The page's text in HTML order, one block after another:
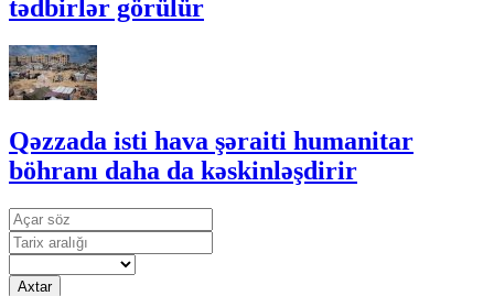
tədbirlər görülür
Qəzzada isti hava şəraiti humanitar
böhranı daha da kəskinləşdirir
Axtar